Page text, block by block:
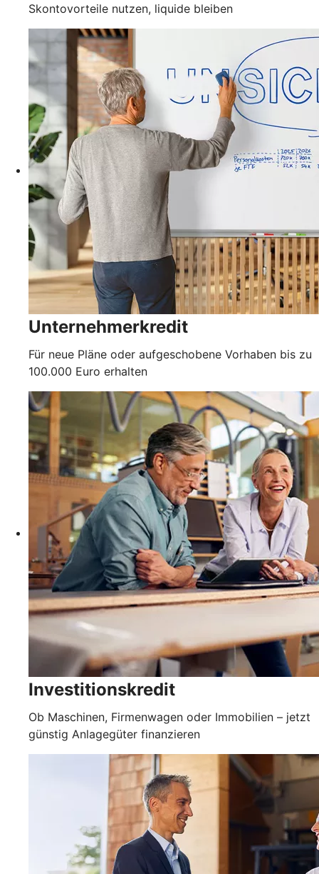
Skontovorteile nutzen, liquide bleiben
Unternehmerkredit
Für neue Pläne oder aufgeschobene Vorhaben bis zu
100.000 Euro erhalten
Investitionskredit
Ob Maschinen, Firmenwagen oder Immobilien – jetzt
günstig Anlagegüter finanzieren